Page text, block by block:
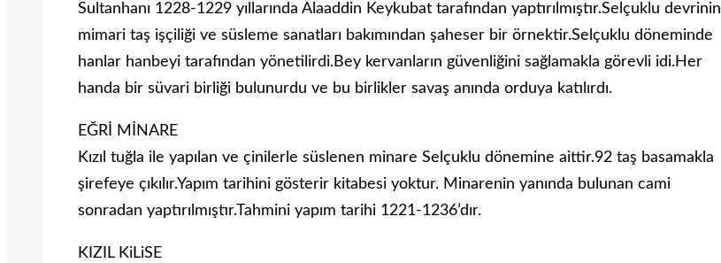
Sultanhanı 1228-1229 yıllarında Alaaddin Keykubat tarafından yaptırılmıştır.Selçuklu devrinin
mimari taş işçiliği ve süsleme sanatları bakımından şaheser bir örnektir.Selçuklu döneminde
hanlar hanbeyi tarafından yönetilirdi.Bey kervanların güvenliğini sağlamakla görevli idi.Her
handa bir süvari birliği bulunurdu ve bu birlikler savaş anında orduya katılırdı.
EĞRİ MİNARE
Kızıl tuğla ile yapılan ve çinilerle süslenen minare Selçuklu dönemine aittir.92 taş basamakla
şirefeye çıkılır.Yapım tarihini gösterir kitabesi yoktur. Minarenin yanında bulunan cami
sonradan yaptırılmıştır.Tahmini yapım tarihi 1221-1236’dır.
KIZIL KiLiSE